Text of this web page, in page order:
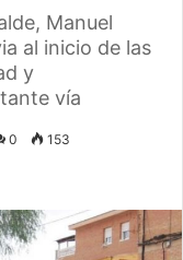
Manuel
al inicio de las
y
vía
0 153